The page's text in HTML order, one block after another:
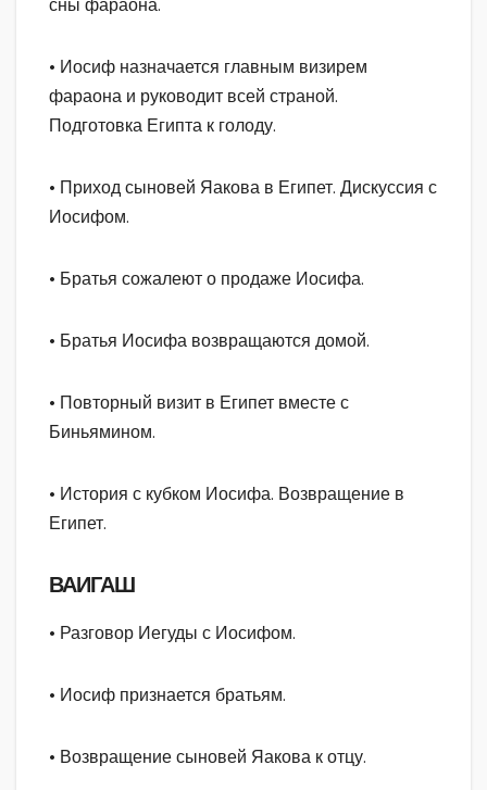
сны фараона.
• Иосиф назначается главным визирем
фараона и руководит всей страной.
Подготовка Египта к голоду.
• Приход сыновей Яакова в Египет. Дискуссия с
Иосифом.
• Братья сожалеют о продаже Иосифа.
• Братья Иосифа возвращаются домой.
• Повторный визит в Египет вместе с
Биньямином.
• История с кубком Иосифа. Возвращение в
Египет.
ВАИГАШ
• Разговор Иегуды с Иосифом.
• Иосиф признается братьям.
• Возвращение сыновей Яакова к отцу.